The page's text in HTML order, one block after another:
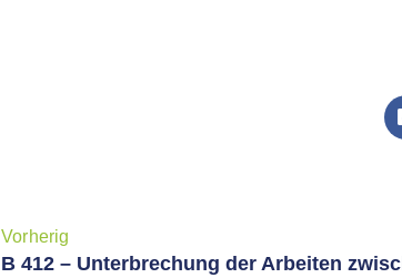
Vorherig
B 412 – Unterbrechung der Arbeiten